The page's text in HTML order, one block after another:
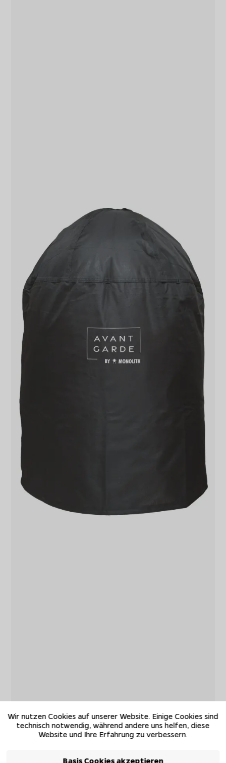
Wir nutzen Cookies auf unserer Website. Einige Cookies sind
technisch notwendig, während andere uns helfen, diese
Website und Ihre Erfahrung zu verbessern.
Basis Cookies akzeptieren